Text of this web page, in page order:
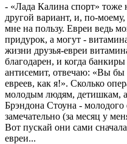
- «Лада Калина спорт» тоже
другой вариант, и, по-
мне на пользу. Евреи ведь
придурок, а могут -
жизни друзья-евреи
благодарен, и когда
антисемит, отвечаю: «Вы бы
евреев, как я!». Сколько
молодым людям, детишкам,
Брэндона Стоуна - молодого
замечательно (за месяц у
Вот пускай они сами
евреи...